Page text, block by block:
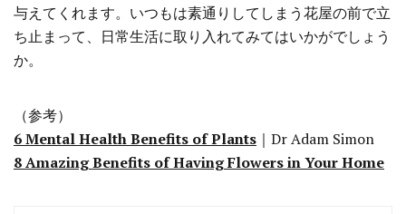
与えてくれます。いつもは素通りしてしまう花屋の前で立
ち止まって、日常生活に取り入れてみてはいかがでしょう
か。
（参考）
6 Mental Health Benefits of Plants ｜Dr Adam Simon
8 Amazing Benefits of Having Flowers in Your Home